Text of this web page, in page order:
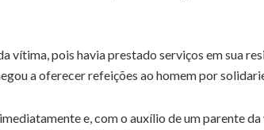
vítima, pois havia prestado serviços em sua
a oferecer refeições ao homem por
e, com o auxílio de um parente